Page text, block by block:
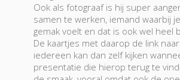
Ook als fotograaf is hij super
samen te werken, iemand waarbij
gemak voelt en dat is ook wel heel
De kaartjes met daarop de link
iedereen kan dan zelf kijken
presentatie die hierop terug te